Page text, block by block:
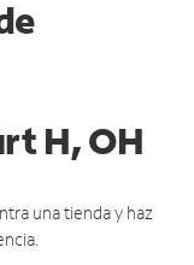
H, OH
una tienda y haz